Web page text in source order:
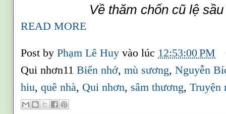
Về thăm chốn cũ lệ
READ MORE
Post byPhạm Lê Huyvào lúc 12:53:00 PM
Qui nhơn11Biển nhớ,mù sương,Nguyễn
hiu,quê nhà, Qui nhơn, sâm thương,Truyện